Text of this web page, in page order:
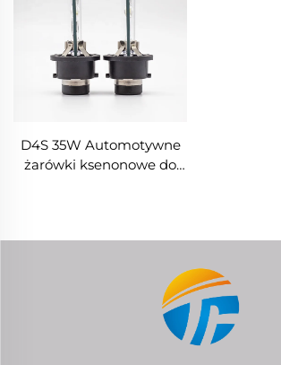
D4S 35W Automotywne
żarówki ksenonowe do